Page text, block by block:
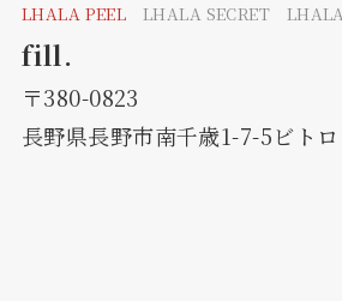
LHALA PEEL LHALA SECRET
fill.
〒380-0823
長野県長野市南千歳1-7-5ビト